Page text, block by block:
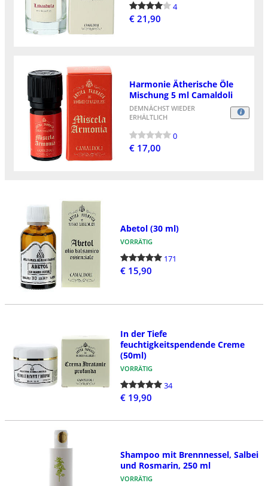
4
€ 21,90
Harmonie Ätherische Öle
Mischung 5 ml Camaldoli
DEMNÄCHST WIEDER
ERHÄLTLICH
0
€ 17,00
Abetol (30 ml)
VORRÄTIG
171
€ 15,90
In der Tiefe
feuchtigkeitspendende Creme
(50ml)
VORRÄTIG
34
€ 19,90
Shampoo mit Brennnessel, Salbei
und Rosmarin, 250 ml
VORRÄTIG